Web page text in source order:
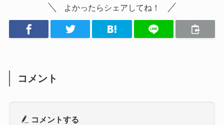
よかったらシェアしてね！
コメント
コメントする